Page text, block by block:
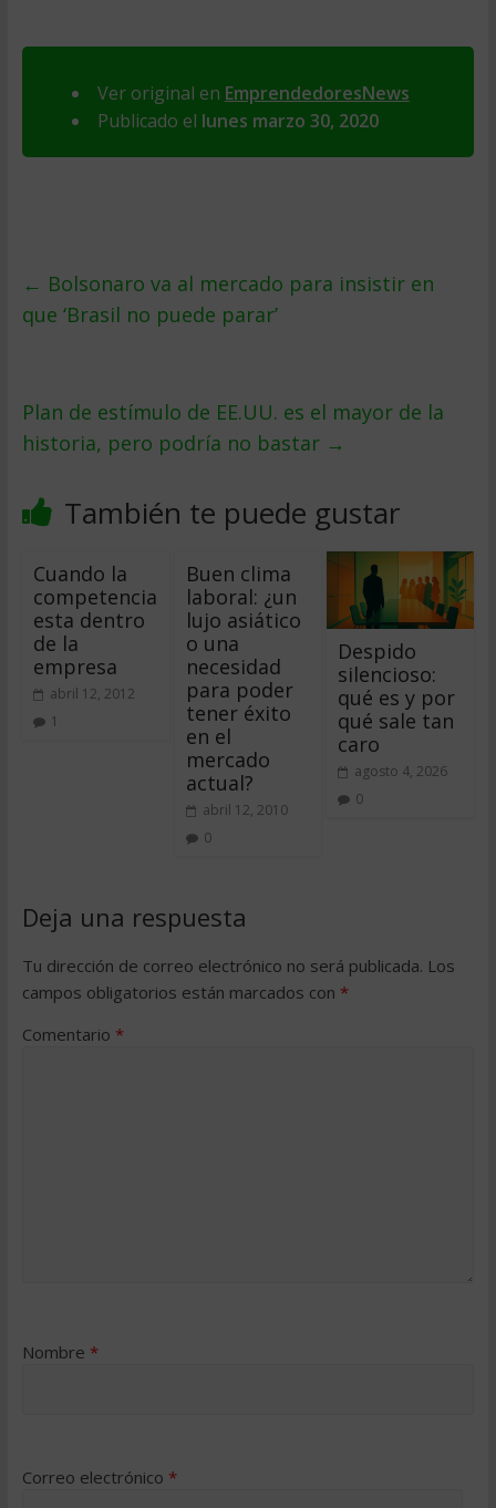
Ver original en EmprendedoresNews
Publicado el lunes marzo 30, 2020
← Bolsonaro va al mercado para insistir en
que ‘Brasil no puede parar’
Plan de estímulo de EE.UU. es el mayor de la
historia, pero podría no bastar →
También te puede gustar
Cuando la
competencia
esta dentro
de la
empresa
abril 12, 2012
1
Buen clima
laboral: ¿un
lujo asiático
o una
necesidad
para poder
tener éxito
en el
mercado
actual?
abril 12, 2010
0
Despido
silencioso:
qué es y por
qué sale tan
caro
agosto 4, 2026
0
Deja una respuesta
Tu dirección de correo electrónico no será publicada. Los
campos obligatorios están marcados con *
Comentario *
Nombre *
Correo electrónico *